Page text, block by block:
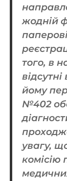
жодній
того, в
йому
№402
увагу,
комісію